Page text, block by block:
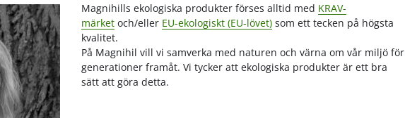
Magnihills ekologiska produkter förses alltid med KRAV-
märket och/eller EU-ekologiskt (EU-lövet) som ett tecken på högsta
kvalitet.
På Magnihil vill vi samverka med naturen och värna om vår miljö för
generationer framåt. Vi tycker att ekologiska produkter är ett bra
sätt att göra detta.